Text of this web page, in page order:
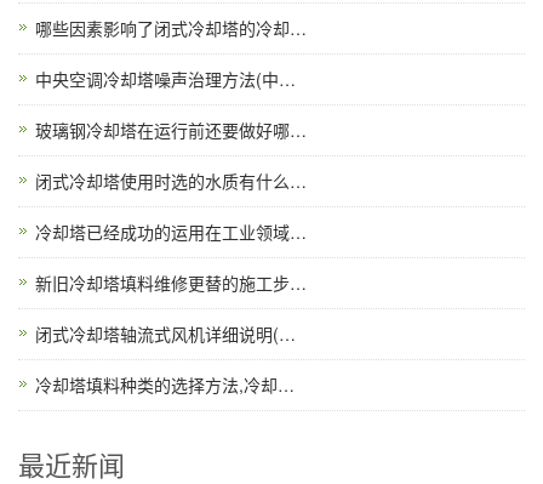
哪些因素影响了闭式冷却塔的冷却…
中央空调冷却塔噪声治理方法(中…
玻璃钢冷却塔在运行前还要做好哪…
闭式冷却塔使用时选的水质有什么…
冷却塔已经成功的运用在工业领域…
新旧冷却塔填料维修更替的施工步…
闭式冷却塔轴流式风机详细说明(…
冷却塔填料种类的选择方法,冷却…
最近新闻